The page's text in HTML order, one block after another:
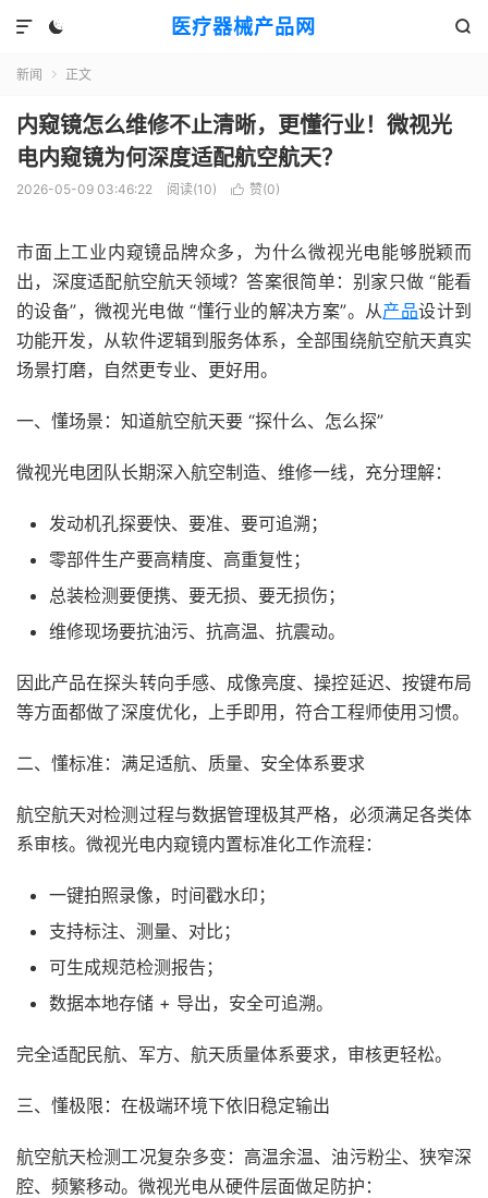
医疗器械产品网
 

新闻  正文
内窥镜怎么维修不止清晰，更懂行业！微视光
电内窥镜为何深度适配航空航天？
2026-05-09 03:46:22 阅读(10)  赞(0)
市面上工业内窥镜品牌众多，为什么微视光电能够脱颖而
出，深度适配航空航天领域？答案很简单：别家只做 “能看
的设备”，微视光电做 “懂行业的解决方案”。从产品设计到
功能开发，从软件逻辑到服务体系，全部围绕航空航天真实
场景打磨，自然更专业、更好用。
一、懂场景：知道航空航天要 “探什么、怎么探”
微视光电团队长期深入航空制造、维修一线，充分理解：
发动机孔探要快、要准、要可追溯；
零部件生产要高精度、高重复性；
总装检测要便携、要无损、要无损伤；
维修现场要抗油污、抗高温、抗震动。
因此产品在探头转向手感、成像亮度、操控延迟、按键布局
等方面都做了深度优化，上手即用，符合工程师使用习惯。
二、懂标准：满足适航、质量、安全体系要求
航空航天对检测过程与数据管理极其严格，必须满足各类体
系审核。微视光电内窥镜内置标准化工作流程：
一键拍照录像，时间戳水印；
支持标注、测量、对比；
可生成规范检测报告；
数据本地存储 + 导出，安全可追溯。
完全适配民航、军方、航天质量体系要求，审核更轻松。
三、懂极限：在极端环境下依旧稳定输出
航空航天检测工况复杂多变：高温余温、油污粉尘、狭窄深
腔、频繁移动。微视光电从硬件层面做足防护：